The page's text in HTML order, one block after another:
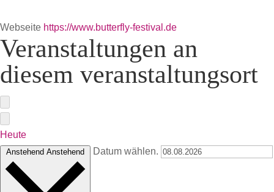
Webseite https://www.butterfly-festival.de
Veranstaltungen an
diesem veranstaltungsort
Heute
Anstehend Anstehend Datum wählen.